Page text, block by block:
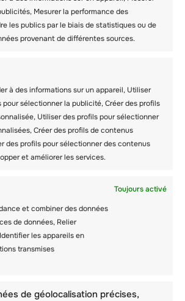
Mesurer la performance des
les publics par le biais de statistiques ou de
provenant de différentes sources.
à des informations sur un appareil, Utiliser
pour sélectionner la publicité, Créer des profils
Utiliser des profils pour sélectionner
Créer des profils de contenus
des profils pour sélectionner des contenus
et améliorer les services.
Toujours activé
et combiner des données
de données, Relier
les appareils en
transmises
de géolocalisation précises,
– 9